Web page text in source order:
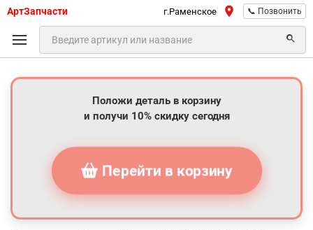
АртЗапчасти г.Раменское 📞 Позвонить
Положи деталь в корзину
и получи 10% скидку сегодня
Перейти в корзину